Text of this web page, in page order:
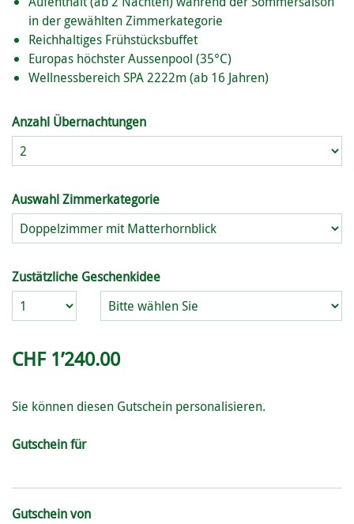
in der gewählten Zimmerkategorie
Reichhaltiges Frühstücksbuffet
Europas höchster Aussenpool (35°C)
Wellnessbereich SPA 2222m (ab 16 Jahren)
Anzahl Übernachtungen
Auswahl Zimmerkategorie
Zustätzliche Geschenkidee
Anzahl
CHF 1’240.00
Sie können diesen Gutschein personalisieren.
Gutschein für
Gutschein von